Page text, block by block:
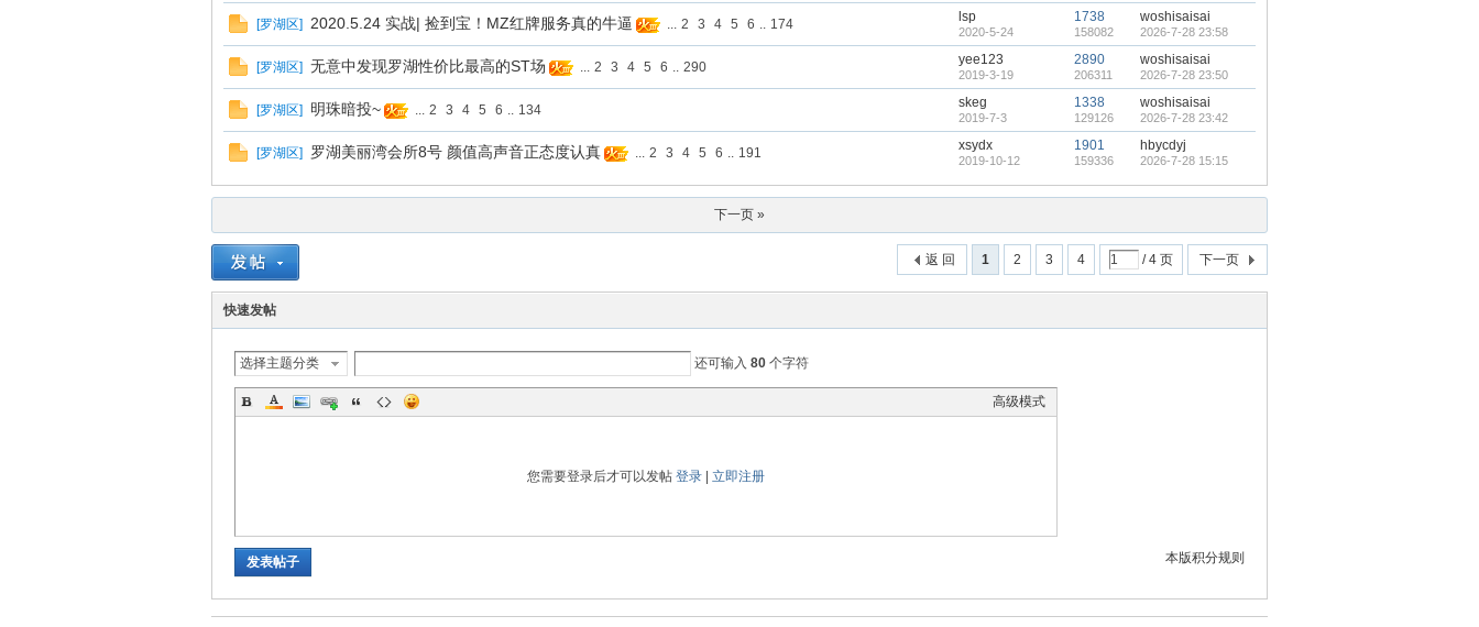
拿
[罗湖区] 2020.5.24 实战| 捡到宝！MZ红牌服务真的牛逼 ... 2 3 4 5 6 .. 174 lsp
2020-5-24
1738
158082
woshisaisai
2026-7-28 23:58
[罗湖区] 无意中发现罗湖性价比最高的ST场 ... 2 3 4 5 6 .. 290 yee123
2019-3-19
2890
206311
woshisaisai
2026-7-28 23:50
[罗湖区] 明珠暗投~ ... 2 3 4 5 6 .. 134 skeg
2019-7-3
1338
129126
woshisaisai
2026-7-28 23:42
[罗湖区] 罗湖美丽湾会所8号 颜值高声音正态度认真 ... 2 3 4 5 6 .. 191 xsydx
2019-10-12
1901
159336
hbycdyj
2026-7-28 15:15
下一页 »
1 2 3 4 / 4 页 下一页
返 回
快速发帖
选择主题分类 还可输入 80 个字符
高级模式
您需要登录后才可以发帖 登录 立即注册
本版积分规则
发表帖子